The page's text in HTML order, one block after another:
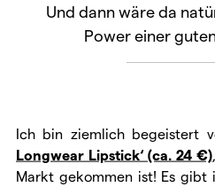
Und dann wäre da
Power einer
Ich bin ziemlich begeistert
Longwear Lipstick‘ (ca. 24 €)
Markt gekommen ist! Es gibt